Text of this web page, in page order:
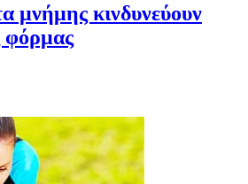
μνήμης κινδυνεύουν
φόρμας